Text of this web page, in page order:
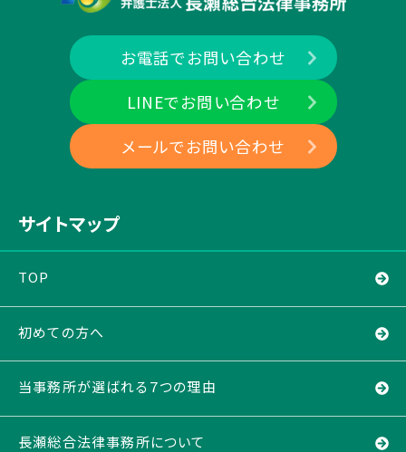
お電話でお問い合わせ
LINEでお問い合わせ
メールでお問い合わせ
サイトマップ
TOP
初めての方へ
当事務所が選ばれる７つの理由
長瀬総合法律事務所について